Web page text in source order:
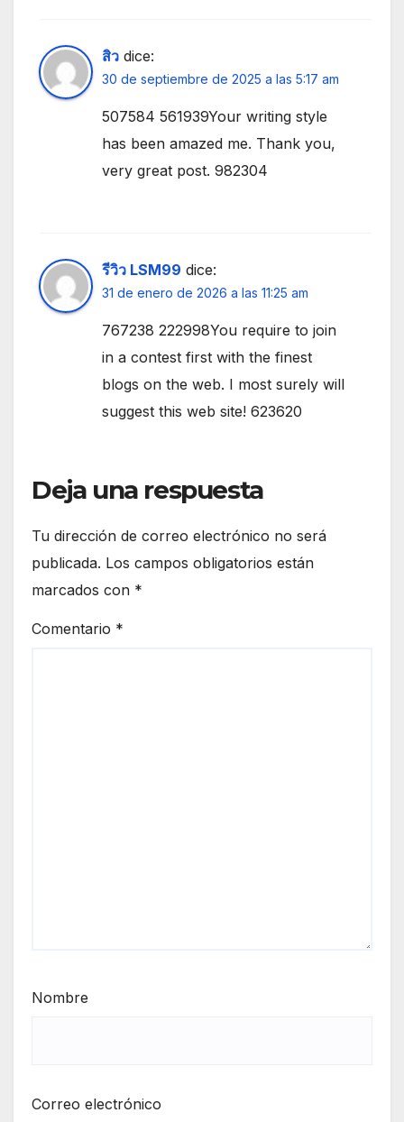
สิว dice:
30 de septiembre de 2025 a las 5:17 am
507584 561939Your writing style
has been amazed me. Thank you,
very great post. 982304
รีวิว LSM99 dice:
31 de enero de 2026 a las 11:25 am
767238 222998You require to join
in a contest first with the finest
blogs on the web. I most surely will
suggest this web site! 623620
Deja una respuesta
Tu dirección de correo electrónico no será
publicada. Los campos obligatorios están
marcados con *
Comentario *
Nombre
Correo electrónico